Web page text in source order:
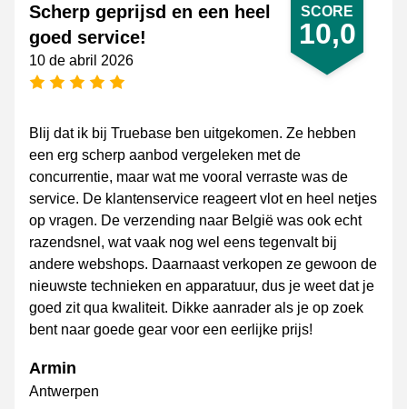
SCORE
10,0
Scherp geprijsd en een heel
goed service!
10 de abril 2026
[_General:NumberOfStarsPluralFormat]
Blij dat ik bij Truebase ben uitgekomen. Ze hebben
een erg scherp aanbod vergeleken met de
concurrentie, maar wat me vooral verraste was de
service. De klantenservice reageert vlot en heel netjes
op vragen. De verzending naar België was ook echt
razendsnel, wat vaak nog wel eens tegenvalt bij
andere webshops. Daarnaast verkopen ze gewoon de
nieuwste technieken en apparatuur, dus je weet dat je
goed zit qua kwaliteit. Dikke aanrader als je op zoek
bent naar goede gear voor een eerlijke prijs!
Armin
Antwerpen